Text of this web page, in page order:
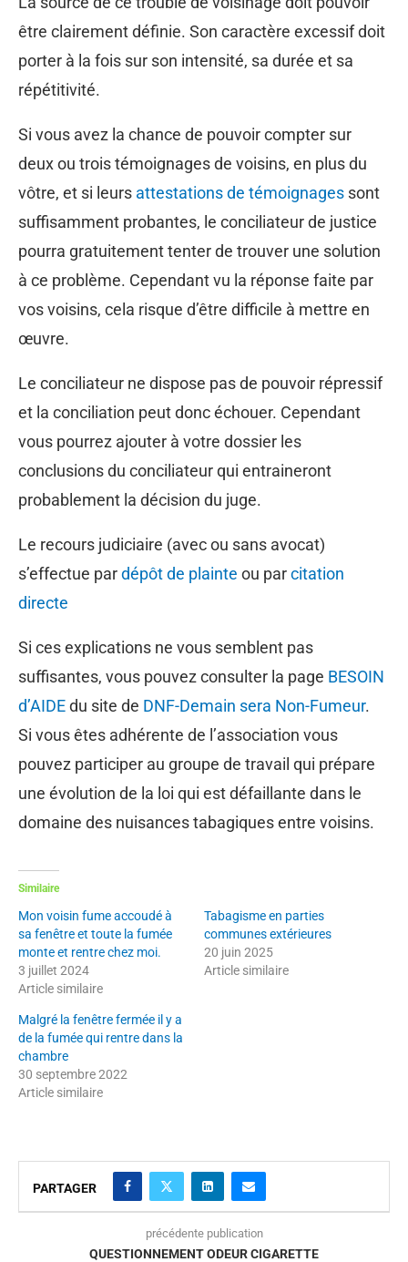
être clairement définie. Son caractère excessif doit
porter à la fois sur son intensité, sa durée et sa
répétitivité.
Si vous avez la chance de pouvoir compter sur
deux ou trois témoignages de voisins, en plus du
vôtre, et si leurs attestations de témoignages sont
suffisamment probantes, le conciliateur de justice
pourra gratuitement tenter de trouver une solution
à ce problème. Cependant vu la réponse faite par
vos voisins, cela risque d’être difficile à mettre en
œuvre.
Le conciliateur ne dispose pas de pouvoir répressif
et la conciliation peut donc échouer. Cependant
vous pourrez ajouter à votre dossier les
conclusions du conciliateur qui entraineront
probablement la décision du juge.
Le recours judiciaire (avec ou sans avocat)
s’effectue pardépôt de plainte ou parcitation
directe
Si ces explications ne vous semblent pas
suffisantes, vous pouvez consulter la page BESOIN
d’AIDEdu site de DNF-Demain sera Non-Fumeur.
Si vous êtes adhérente de l’association vous
pouvez participer au groupe de travail qui prépare
une évolution de la loi qui est défaillante dans le
domaine des nuisances tabagiques entre voisins.
Similaire
Mon voisin fume accoudé à
sa fenêtre et toute la fumée
monte et rentre chez moi.
3 juillet 2024
Article similaire
Tabagisme en parties
communes extérieures
20 juin 2025
Article similaire
Malgré la fenêtre fermée il y a
de la fumée qui rentre dans la
chambre
30 septembre 2022
Article similaire
PARTAGER
précédente publication
QUESTIONNEMENT ODEUR CIGARETTE